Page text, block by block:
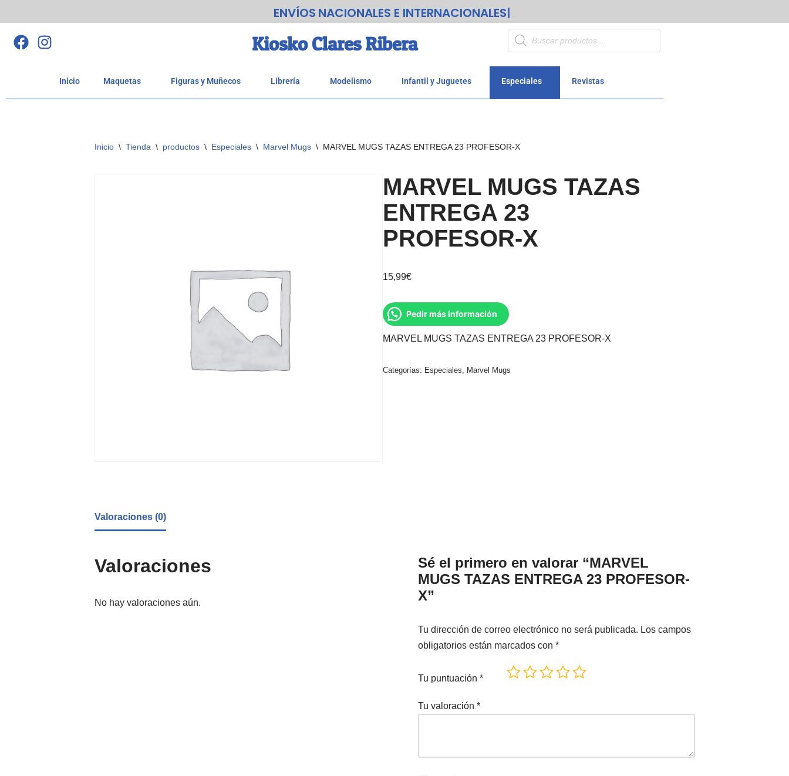
Saltar
al
ENVÍOS .
Kiosko Clares Ribera
Inicio Maquetas Figuras y Muñecos Librería Modelismo Infantil y Juguetes Especiales Revistas
Inicio \ Tienda \ productos \ Especiales \ Marvel Mugs \ MARVEL MUGS TAZAS ENTREGA 23 PROFESOR-X
MARVEL MUGS TAZAS
ENTREGA 23
PROFESOR-X
15,99€
Pedir más información
MARVEL MUGS TAZAS ENTREGA 23 PROFESOR-X
Categorías: Especiales Marvel Mugs
Valoraciones (0)
Valoraciones
No hay valoraciones aún.
Sé el primero en valorar “MARVEL
MUGS TAZAS ENTREGA 23 PROFESOR-
X”
Tu dirección de correo electrónico no será publicada. Los campos
obligatorios están marcados con *
Tu puntuación *
Tu valoración *